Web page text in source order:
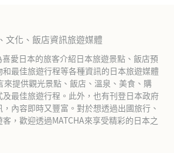
文化、飯店資訊旅遊媒體
喜愛日本的旅客介紹日本旅遊景點、飯店預
最佳旅遊行程等各種資訊的日本旅遊媒體
來提供觀光景點、飯店、溫泉、美食、購
最佳旅遊行程。此外，也有刊登日本政府
內容即時又豐富。對於想透過出國旅行、
，歡迎透過MATCHA來享受精彩的日本之